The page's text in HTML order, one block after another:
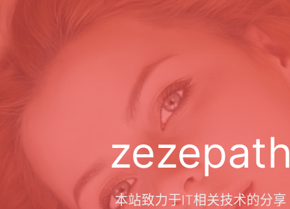
zezepath
本站致力于IT相关技术的分享